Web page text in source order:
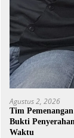
Agustus 2, 2026
Tim
Bukti
Waktu